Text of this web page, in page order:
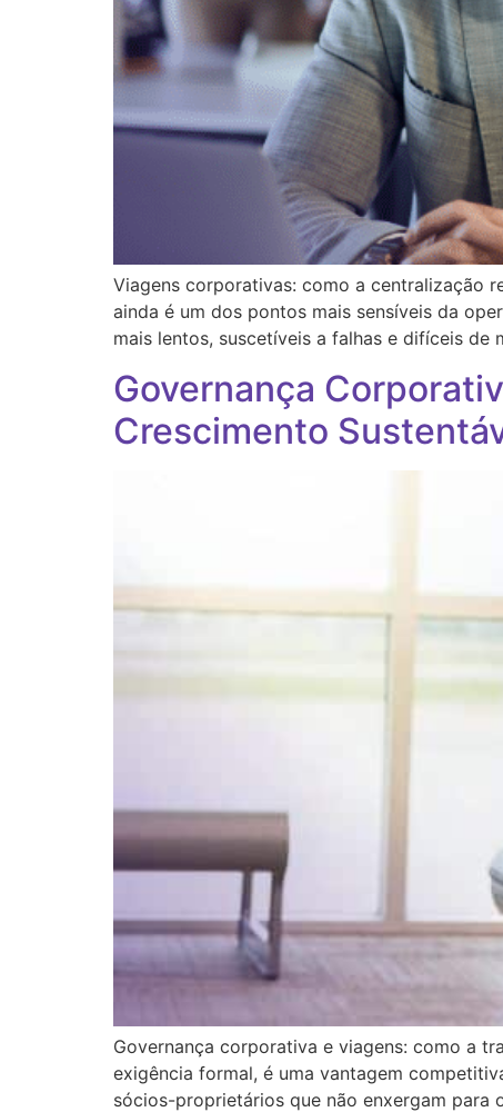
Viagens corporativas: como a centralização
ainda é um dos pontos mais sensíveis da
mais lentos, suscetíveis a falhas e difíceis
Governança
Crescimento
Governança corporativa e viagens: como a
exigência formal, é uma vantagem
sócios-proprietários que não enxergam